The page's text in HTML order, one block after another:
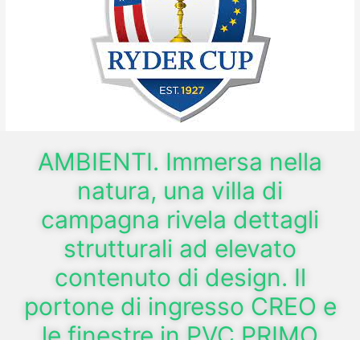
AMBIENTI. Immersa nella
natura, una villa di
campagna rivela dettagli
strutturali ad elevato
contenuto di design. Il
portone di ingresso CREO e